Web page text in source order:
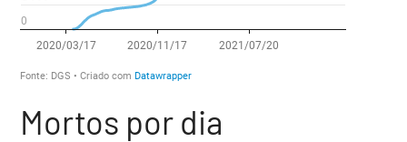
Mortos por dia